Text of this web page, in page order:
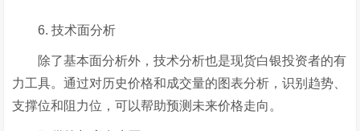
6. 技术面分析
除了基本面分析外，技术分析也是现货白银投资者的有
力工具。通过对历史价格和成交量的图表分析，识别趋势、
支撑位和阻力位，可以帮助预测未来价格走向。